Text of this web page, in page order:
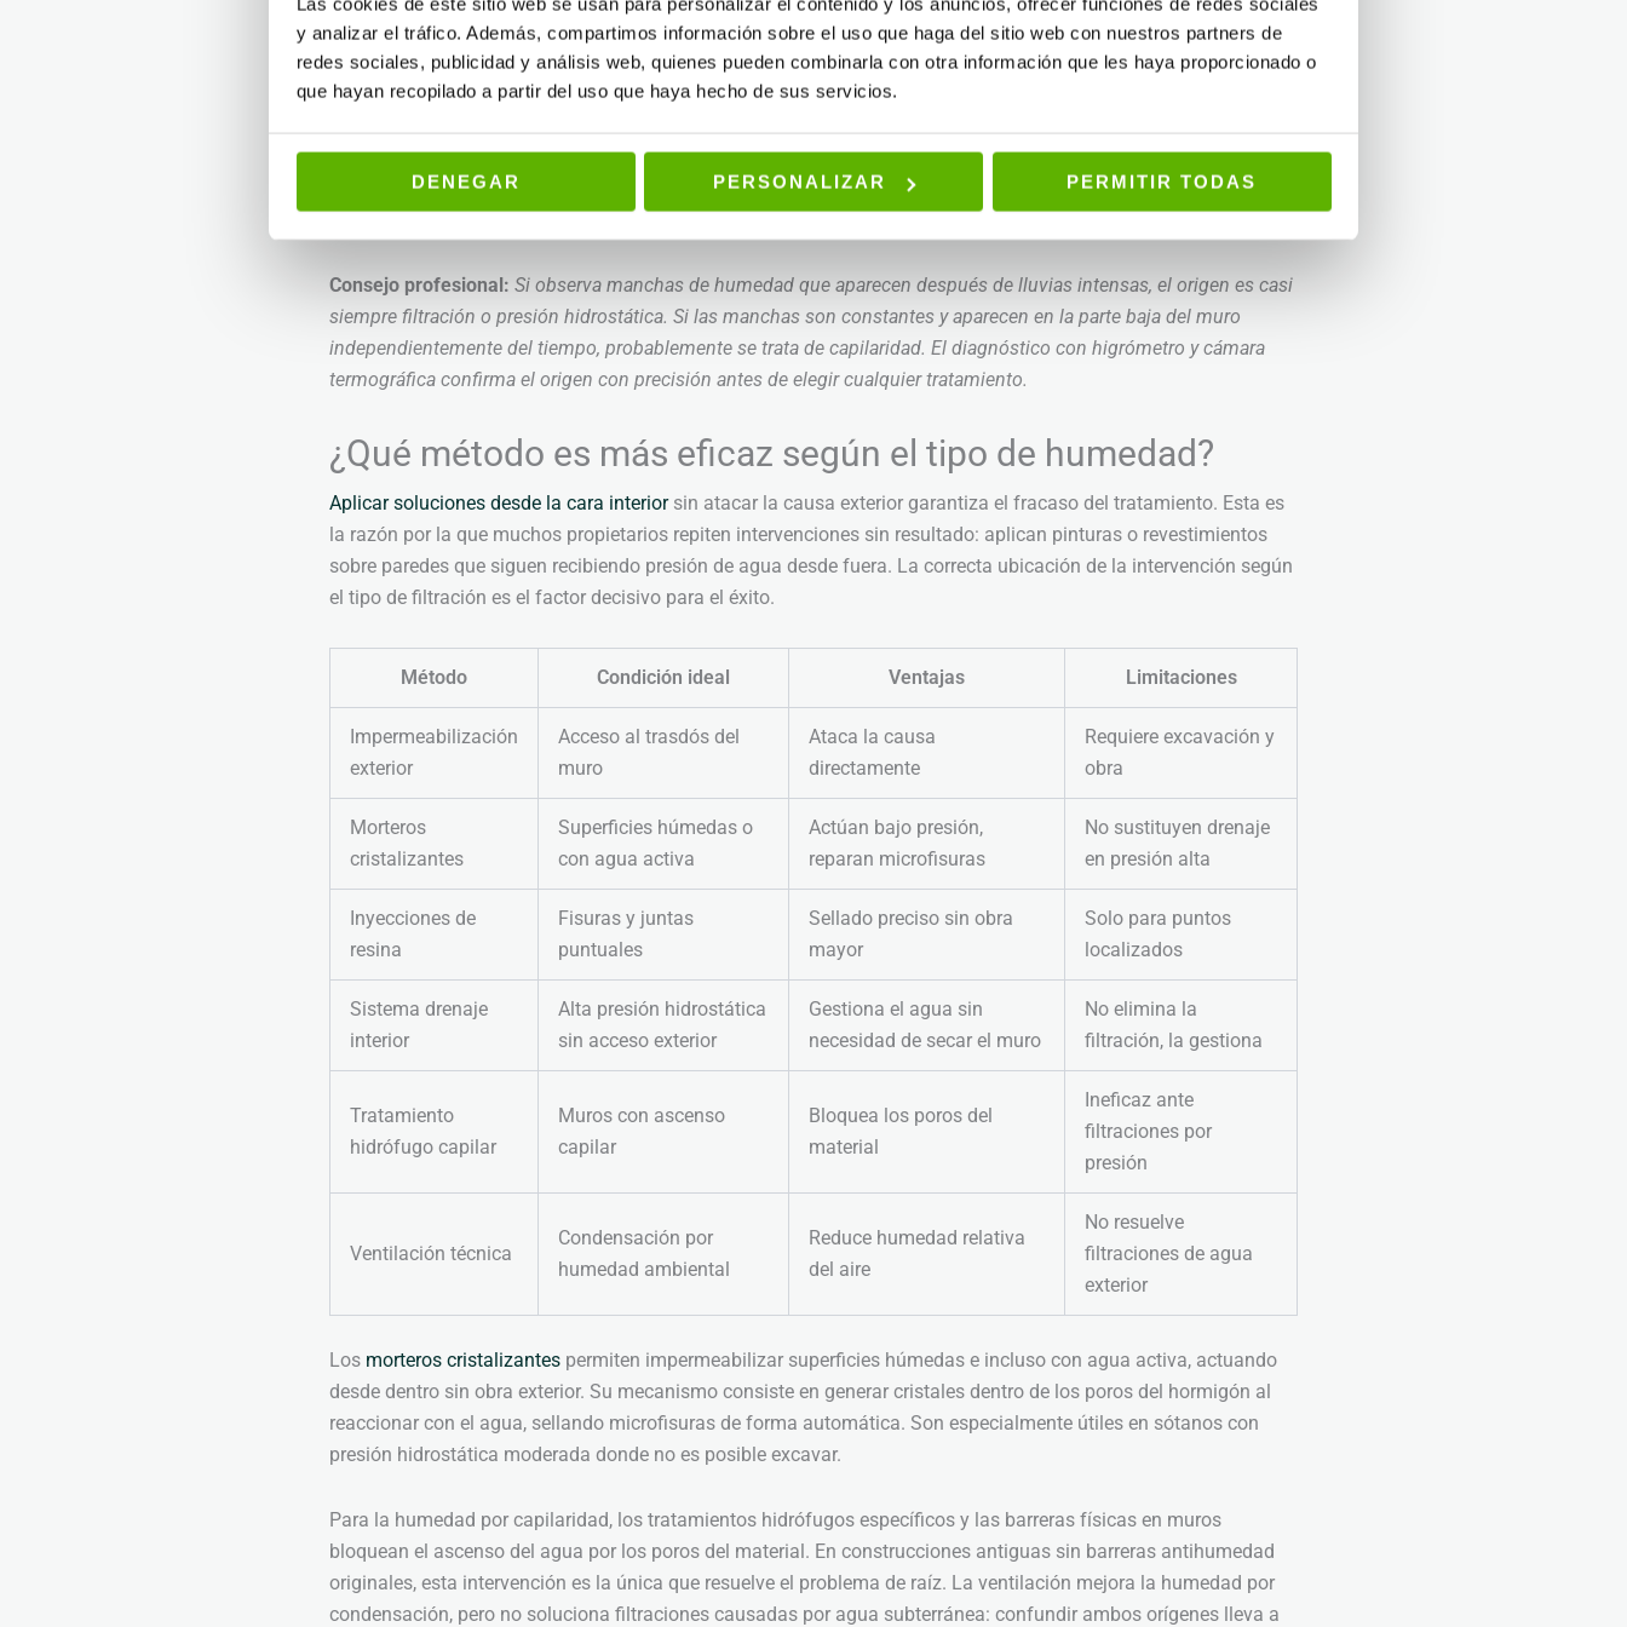
y analizar el tráfico. Además, compartimos información sobre el uso que haga del sitio web con nuestros partners de
redes sociales, publicidad y análisis web, quienes pueden combinarla con otra información que les haya proporcionado o
que hayan recopilado a partir del uso que haya hecho de sus servicios.
DENEGAR PERSONALIZAR PERMITIR TODAS
Presión hidrostática:agua subterránea que empuja desde el exterior del muro.
Junta fría suelo-muro:punto de unión entre solera y muro, habitualmente sin impermeabilización
continua.
Impermeabilización envejecida:
láminas o revestimientos que han perdido su capacidad de sellado.
Capilaridad:ascenso de agua por los poros del material constructivo.
Consejo profesional: Si observa manchas de humedad que aparecen después de lluvias intensas, el origen es casi
siempre filtración o presión hidrostática. Si las manchas son constantes y aparecen en la parte baja del muro
independientemente del tiempo, probablemente se trata de capilaridad. El diagnóstico con higrómetro y cámara
termográfica confirma el origen con precisión antes de elegir cualquier tratamiento.
¿Qué método es más eficaz según el tipo de humedad?
Aplicar soluciones desde la cara interiorsin atacar la causa exterior garantiza el fracaso del tratamiento. Esta es
la razón por la que muchos propietarios repiten intervenciones sin resultado: aplican pinturas o revestimientos
sobre paredes que siguen recibiendo presión de agua desde fuera. La correcta ubicación de la intervención según
el tipo de filtración es el factor decisivo para el éxito.
Método Condición ideal Ventajas Limitaciones
Impermeabilización
exterior
Acceso al trasdós del
muro
Ataca la causa
directamente
Requiere excavación y
obra
Morteros
cristalizantes
Superficies húmedas o
con agua activa
Actúan bajo presión,
reparan microfisuras
No sustituyen drenaje
en presión alta
Inyecciones de
resina
Fisuras y juntas
puntuales
Sellado preciso sin obra
mayor
Solo para puntos
localizados
Sistema drenaje
interior
Alta presión hidrostática
sin acceso exterior
Gestiona el agua sin
necesidad de secar el muro
No elimina la
filtración, la gestiona
Tratamiento
hidrófugo capilar
Muros con ascenso
capilar
Bloquea los poros del
material
Ineficaz ante
filtraciones por
presión
Ventilación técnica
Condensación por
humedad ambiental
Reduce humedad relativa
del aire
No resuelve
filtraciones de agua
exterior
Los morteros cristalizantes permiten impermeabilizar superficies húmedas e incluso con agua activa, actuando
desde dentro sin obra exterior. Su mecanismo consiste en generar cristales dentro de los poros del hormigón al
reaccionar con el agua, sellando microfisuras de forma automática. Son especialmente útiles en sótanos con
presión hidrostática moderada donde no es posible excavar.
Para la humedad por capilaridad, los tratamientos hidrófugos específicos y las barreras físicas en muros
bloquean el ascenso del agua por los poros del material. En construcciones antiguas sin barreras antihumedad
originales, esta intervención es la única que resuelve el problema de raíz. La ventilación mejora la humedad por
condensación, pero no soluciona filtraciones causadas por agua subterránea: confundir ambos orígenes lleva a